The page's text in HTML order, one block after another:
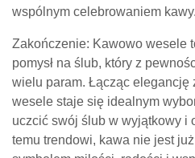
wspólnym celebrowaniem kawy.
Zakończenie: Kawowo wesele
pomysł na ślub, który z
wielu param. Łącząc elegancję
wesele staje się idealnym
uczcić swój ślub w wyjątkowy i
temu trendowi, kawa nie jest